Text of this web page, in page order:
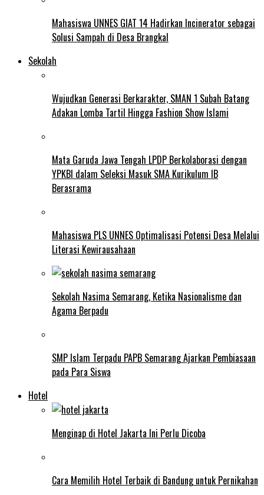
Mahasiswa UNNES GIAT 14 Hadirkan Incinerator sebagai
Solusi Sampah di Desa Brangkal
Sekolah
Wujudkan Generasi Berkarakter, SMAN 1 Subah Batang
Adakan Lomba Tartil Hingga Fashion Show Islami
Mata Garuda Jawa Tengah LPDP Berkolaborasi dengan
YPKBI dalam Seleksi Masuk SMA Kurikulum IB
Berasrama
Mahasiswa PLS UNNES Optimalisasi Potensi Desa Melalui
Literasi Kewirausahaan
Sekolah Nasima Semarang, Ketika Nasionalisme dan
Agama Berpadu
SMP Islam Terpadu PAPB Semarang Ajarkan Pembiasaan
pada Para Siswa
Hotel
Menginap di Hotel Jakarta Ini Perlu Dicoba
Cara Memilih Hotel Terbaik di Bandung untuk Pernikahan